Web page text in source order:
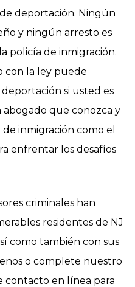
deportación. Ningún
y ningún arresto es
policía de inmigración.
con la ley puede
si usted es
que conozca y
inmigración como el
enfrentar los desafíos
criminales han
residentes de NJ
como también con sus
o complete nuestro
en línea para